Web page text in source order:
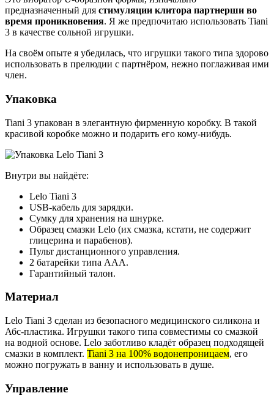
предназначенный для стимуляции клитора партнерши во
время проникновения. Я же предпочитаю использовать Tiani
3 в качестве сольной игрушки.
На своём опыте я убедилась, что игрушки такого типа здорово
использовать в прелюдии с партнёром, нежно поглаживая ими
член.
Упаковка
Tiani 3 упакован в элегантную фирменную коробку. В такой
красивой коробке можно и подарить его кому-нибудь.
Внутри вы найдёте:
Lelo Tiani 3
USB-кабель для зарядки.
Сумку для хранения на шнурке.
Образец смазки Lelo (их смазка, кстати, не содержит
глицерина и парабенов).
Пульт дистанционного управления.
2 батарейки типа ААА.
Гарантийный талон.
Материал
Lelo Tiani 3 сделан из безопасного медицинского силикона и
Абс-пластика. Игрушки такого типа совместимы со смазкой
на водной основе. Lelo заботливо кладёт образец подходящей
смазки в комплект. Tiani 3 на 100% водонепроницаем, его
можно погружать в ванну и использовать в душе.
Управление